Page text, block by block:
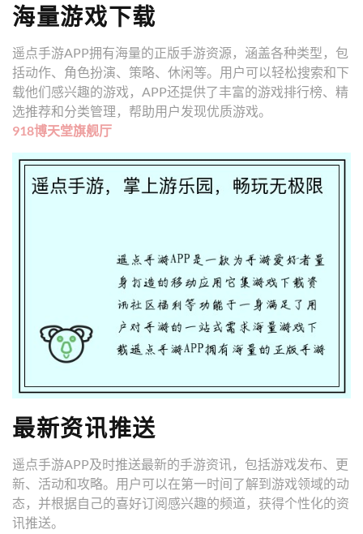
海量游戏下载
遥点手游APP拥有海量的正版手游资源，涵盖各种类型，包
括动作、角色扮演、策略、休闲等。用户可以轻松搜索和下
载他们感兴趣的游戏，APP还提供了丰富的游戏排行榜、精
选推荐和分类管理，帮助用户发现优质游戏。
918博天堂旗舰厅
最新资讯推送
遥点手游APP及时推送最新的手游资讯，包括游戏发布、更
新、活动和攻略。用户可以在第一时间了解到游戏领域的动
态，并根据自己的喜好订阅感兴趣的频道，获得个性化的资
讯推送。